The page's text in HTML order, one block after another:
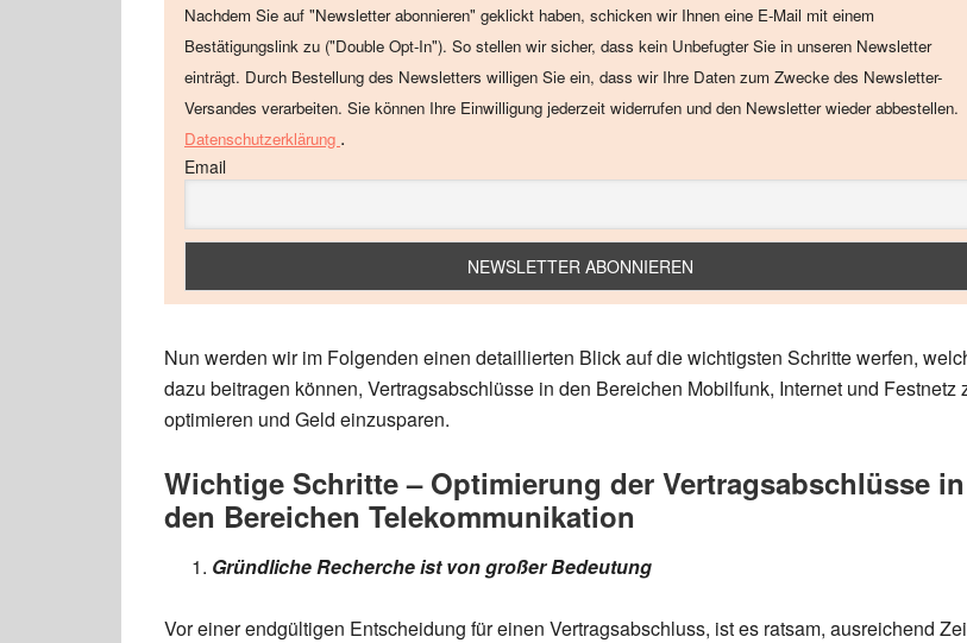
Nachdem Sie auf "Newsletter abonnieren" geklickt haben, schicken wir Ihnen eine E-Mail mit einem
Bestätigungslink zu ("Double Opt-In"). So stellen wir sicher, dass kein Unbefugter Sie in unseren Newsletter
einträgt. Durch Bestellung des Newsletters willigen Sie ein, dass wir Ihre Daten zum Zwecke des Newsletter-
Versandes verarbeiten. Sie können Ihre Einwilligung jederzeit widerrufen und den Newsletter wieder abbestellen.
Datenschutzerklärung .
Email
Nun werden wir im Folgenden einen detaillierten Blick auf die wichtigsten Schritte werfen,
dazu beitragen können, Vertragsabschlüsse in den Bereichen Mobilfunk, Internet und Festnetz
optimieren und Geld einzusparen.
Wichtige Schritte – Optimierung der Vertragsabschlüsse in
den Bereichen Telekommunikation
Gründliche Recherche ist von großer Bedeutung
Vor einer endgültigen Entscheidung für einen Vertragsabschluss, ist es ratsam, ausreichend